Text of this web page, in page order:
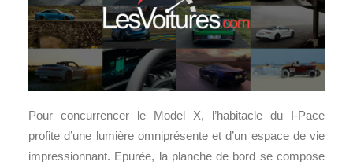
Pour concurrencer le Model X, l’habitacle du I-Pace
profite d’une lumière omniprésente et d’un espace de vie
impressionnant. Epurée, la planche de bord se compose